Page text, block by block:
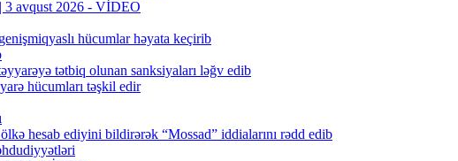
3 avqust 2026 - VİDEO
hücumlar həyata keçirib
tətbiq olunan sanksiyaları ləğv edib
hücumları təşkil edir
hesab ediyini bildirərək “Mossad” iddialarını rədd edib